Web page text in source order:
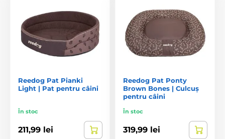
Reedog Pat Pianki
Light | Pat pentru câini
În stoc
211,99 lei
Reedog Pat Ponty
Brown Bones | Culcuș
pentru câini
În stoc
319,99 lei